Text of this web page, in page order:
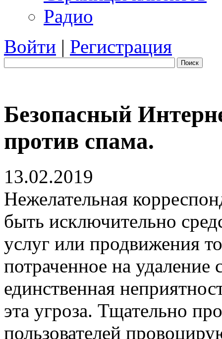
Радио
Войти | Регистрация
Поиск
Безопасный
против спама.
13.02.2019
Нежелательная
быть исключительно
услуг или продвижения
потраченное на
единственная
эта угроза. Тщательно
пользователей